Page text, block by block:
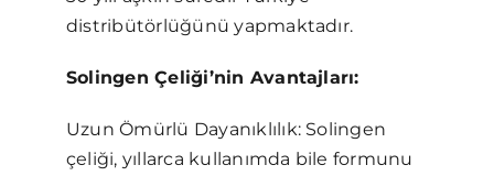
distribütörlüğünü yapmaktadır.
Solingen Çeliği’nin Avantajları:
Uzun Ömürlü Dayanıklılık: Solingen
çeliği, yıllarca kullanımda bile formunu